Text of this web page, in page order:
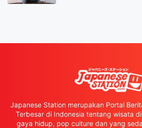
Japanese Station merupakan Portal
Terbesar di Indonesia tentang wisata
gaya hidup, pop culture dan yang